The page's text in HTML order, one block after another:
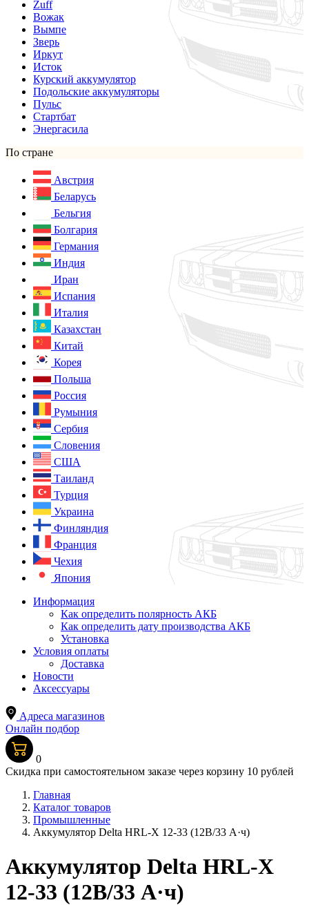
Zuff
Вожак
Вымпе
Зверь
Иркут
Исток
Курский аккумулятор
Подольские аккумуляторы
Пульс
Стартбат
Энергасила
По стране
Австрия
Беларусь
Бельгия
Болгария
Германия
Индия
Иран
Испания
Италия
Казахстан
Китай
Корея
Польша
Россия
Румыния
Сербия
Словения
США
Таиланд
Турция
Украина
Финляндия
Франция
Чехия
Япония
Информация
Как определить полярность АКБ
Как определить дату производства АКБ
Установка
Условия оплаты
Доставка
Новости
Аксессуары
Адреса магазинов
Онлайн подбор
0
Скидка при самостоятельном заказе через корзину 10 рублей
Главная
Каталог товаров
Промышленные
Аккумулятор Delta HRL-X 12-33 (12В/33 А·ч)
Аккумулятор Delta HRL-X
12-33 (12В/33 А·ч)